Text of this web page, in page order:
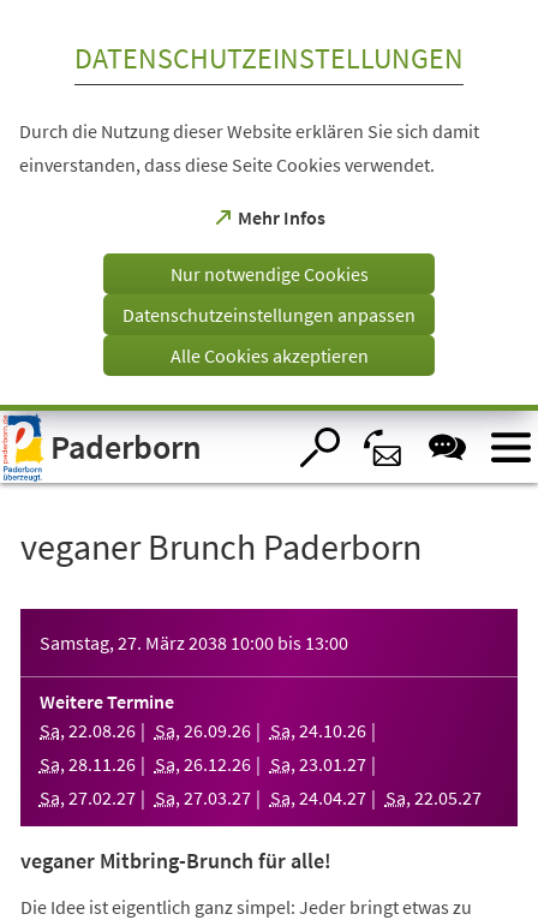
Visuelle
Assistenzsoftware
öffnen.
DATENSCHUTZEINSTELLUNGEN
Durch die Nutzung dieser Website erklären Sie sich damit
einverstanden, dass diese Seite Cookies verwendet.
Mehr Infos
(Öffnet
einem
Tab)
Nur notwendige Cookies
Datenschutzeinstellungen anpassen
Alle Cookies akzeptieren
Paderborn
veganer Brunch Paderborn
Samstag, 27. März 2038 10:00 bis 13:00
Weitere Termine
Sa, 22.08.26 Sa, 26.09.26 Sa, 24.10.26
Sa, 28.11 .26 Sa, 26.12.26 Sa, 23.01 .27
Sa, 27.02.27 Sa, 27.03.27 Sa, 24.04.27 Sa, 22.05.27
veganer Mitbring-Brunch für alle!
Die Idee ist eigentlich ganz simpel: Jeder bringt etwas zu